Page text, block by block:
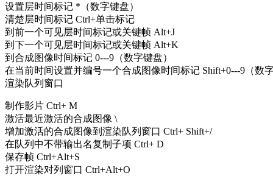
设置层时间标记 *（数字键盘）
清楚层时间标记 Ctrl+单击标记
到前一个可见层时间标记或关键帧 Alt+J
到下一个可见层时间标记或关键帧 Alt+K
到合成图像时间标记 0---9（数字键盘）
在当前时间设置并编号一个合成图像时间标记 Shift+0---9（数
渲染队列窗口
制作影片 Ctrl+ M
激活最近激活的合成图像 \
增加激活的合成图像到渲染队列窗口 Ctrl+ Shift+/
在队列中不带输出名复制子项 Ctrl+ D
保存帧 Ctrl+Alt+S
打开渲染对列窗口 Ctrl+Alt+O